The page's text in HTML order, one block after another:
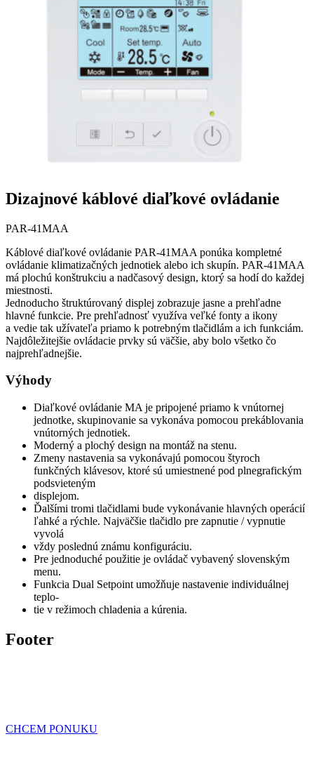
Dizajnové káblové diaľkové ovládanie
PAR-41MAA
Káblové diaľkové ovládanie PAR-41MAA ponúka kompletné
ovládanie klimatizačných jednotiek alebo ich skupín. PAR-41MAA
má plochú konštrukciu a nadčasový design, ktorý sa hodí do každej
miestnosti.
Jednoducho štruktúrovaný displej zobrazuje jasne a prehľadne
hlavné funkcie. Pre prehľadnosť využíva veľké fonty a ikony
a vedie tak užívateľa priamo k potrebným tlačidlám a ich funkciám.
Najdôležitejšie ovládacie prvky sú väčšie, aby bolo všetko čo
najprehľadnejšie.
Výhody
Diaľkové ovládanie MA je pripojené priamo k vnútornej
jednotke, skupinovanie sa vykonáva pomocou prekáblovania
vnútorných jednotiek.
Moderný a plochý design na montáž na stenu.
Zmeny nastavenia sa vykonávajú pomocou štyroch
funkčných klávesov, ktoré sú umiestnené pod plnegrafickým
podsvieteným
displejom.
Ďalšími tromi tlačidlami bude vykonávanie hlavných operácií
ľahké a rýchle. Najväčšie tlačidlo pre zapnutie / vypnutie
vyvolá
vždy poslednú známu konfiguráciu.
Pre jednoduché použitie je ovládač vybavený slovenským
menu.
Funkcia Dual Setpoint umožňuje nastavenie individuálnej
teplo-
tie v režimoch chladenia a kúrenia.
Footer
CHCEM PONUKU